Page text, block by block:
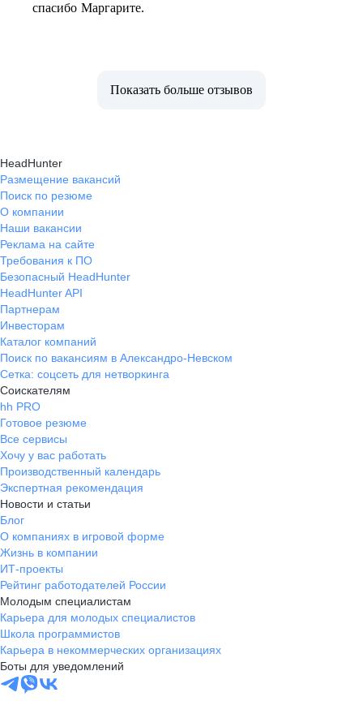
спасибо Маргарите.
Показать больше отзывов
HeadHunter
Размещение вакансий
Поиск по резюме
О компании
Наши вакансии
Реклама на сайте
Требования к ПО
Безопасный HeadHunter
HeadHunter API
Партнерам
Инвесторам
Каталог компаний
Поиск по вакансиям в Александро-Невском
Сетка: соцсеть для нетворкинга
Соискателям
hh PRO
Готовое резюме
Все сервисы
Хочу у вас работать
Производственный календарь
Экспертная рекомендация
Новости и статьи
Блог
О компаниях в игровой форме
Жизнь в компании
ИТ-проекты
Рейтинг работодателей России
Молодым специалистам
Карьера для молодых специалистов
Школа программистов
Карьера в некоммерческих организациях
Боты для уведомлений